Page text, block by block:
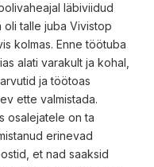
läbiviidud
oli talle juba Vivistop
kolmas. Enne töötuba
alati varakult ja kohal,
ja töötoas
ette valmistada.
osalejatele on ta
erinevad
et nad saaksid